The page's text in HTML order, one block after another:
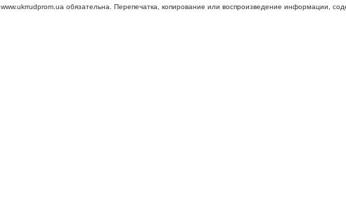
www.ukrrudprom.ua обязательна. Перепечатка, копирование или воспроизведение информации,